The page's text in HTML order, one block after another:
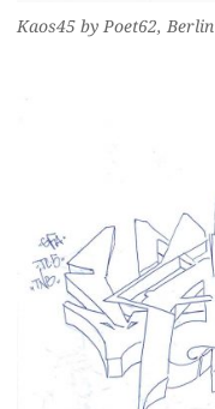
Kaos45 by Poet62, Berlin